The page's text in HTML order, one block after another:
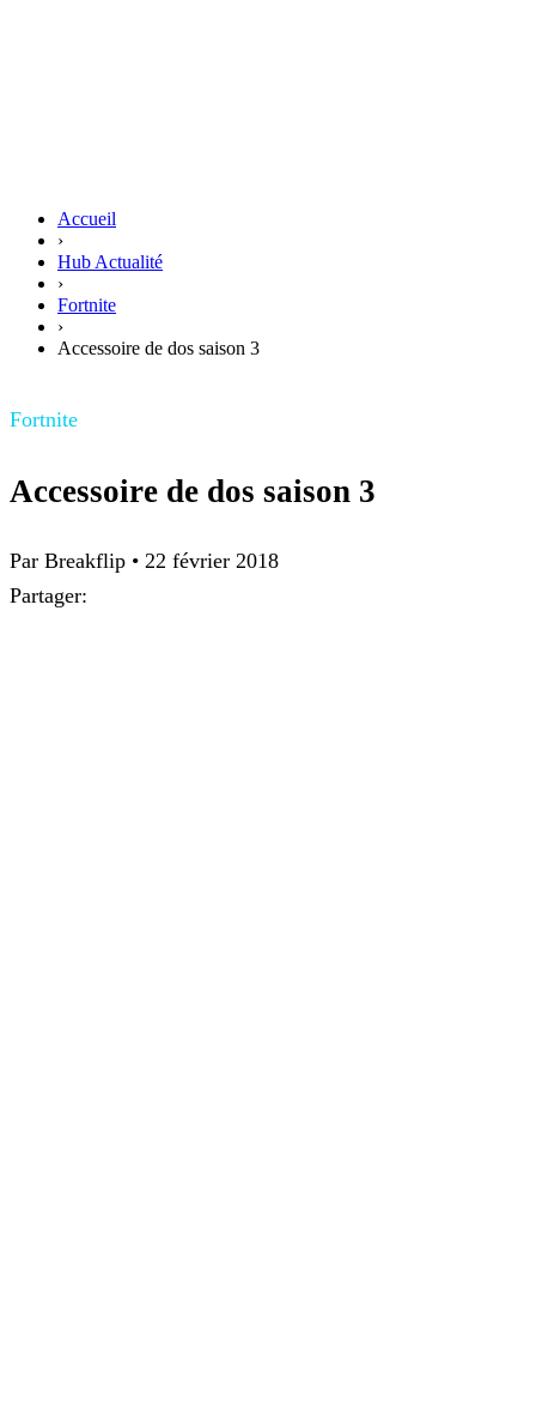
Accueil
›
Hub Actualité
›
Fortnite
›
Accessoire de dos saison 3
Fortnite
Accessoire de dos saison 3
Par Breakflip • 22 février 2018
Partager: